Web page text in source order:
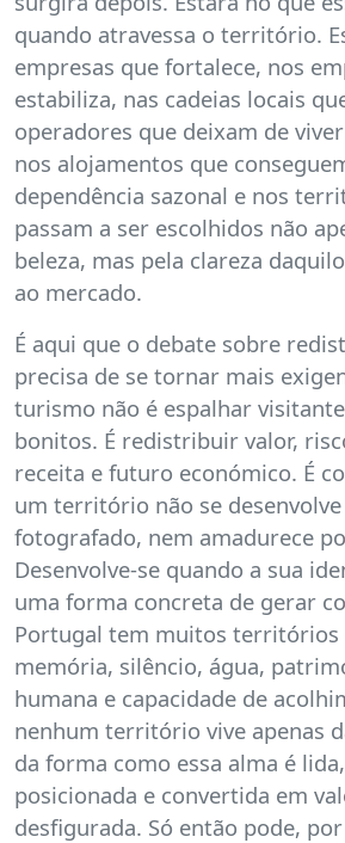
quando atravessa o território.
empresas que fortalece, nos
estabiliza, nas cadeias locais
operadores que deixam de
nos alojamentos que
dependência sazonal e nos
passam a ser escolhidos não
beleza, mas pela clareza
ao mercado.
É aqui que o debate sobre
precisa de se tornar mais
turismo não é espalhar
bonitos. É redistribuir valor,
receita e futuro económico. É
um território não se
fotografado, nem amadurece
Desenvolve-se quando a sua
uma forma concreta de gerar
Portugal tem muitos territórios
memória, silêncio, água,
humana e capacidade de
nenhum território vive apenas
da forma como essa alma é
posicionada e convertida em
desfigurada. Só então pode,